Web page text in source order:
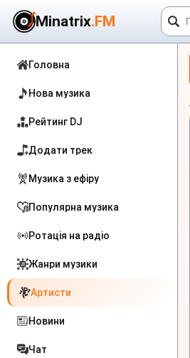
Minatrix.FM
Головна
Нова музика
Рейтинг DJ
Додати трек
Музика з ефіру
Популярна музика
Ротація на радіо
Жанри музики
Артисти
Новини
Чат